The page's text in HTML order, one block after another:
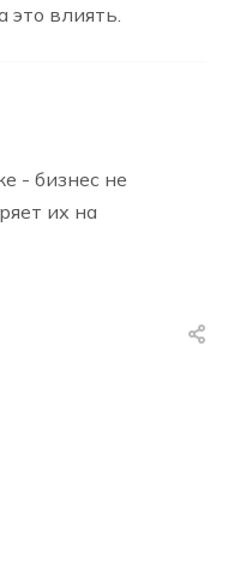
это влиять.
- бизнес не
их на